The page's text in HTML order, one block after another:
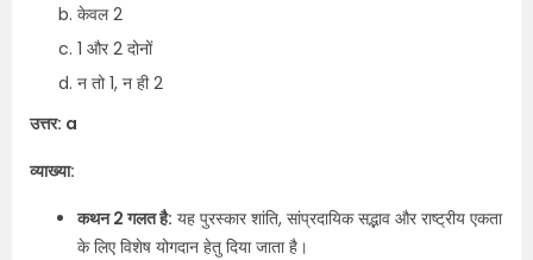
केवल 2
1 और 2 दोनों
न तो 1, न ही 2
उत्तर: a
व्याख्या:
कथन 2 गलत है: यह पुरस्कार शांति, सांप्रदायिक सद्भाव और राष्ट्रीय एकता
के लिए विशेष योगदान हेतु दिया जाता है।